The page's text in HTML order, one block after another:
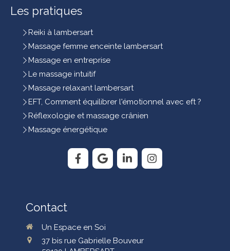
Les pratiques
Reiki à lambersart
Massage femme enceinte lambersart
Massage en entreprise
Le massage intuitif
Massage relaxant lambersart
EFT, Comment équilibrer l'émotionnel avec eft ?
Réflexologie et massage crânien
Massage énergétique
Contact
Un Espace en Soi
37 bis rue Gabrielle Bouveur